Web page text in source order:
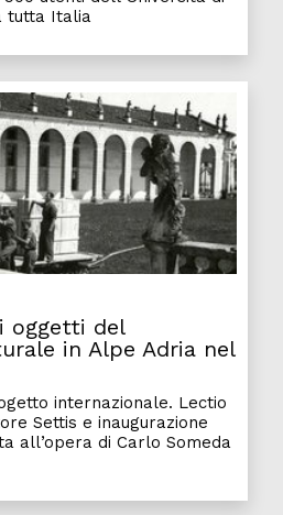
tutta Italia
oggetti del
in Alpe Adria nel
internazionale. Lectio
Settis e inaugurazione
all’opera di Carlo Someda